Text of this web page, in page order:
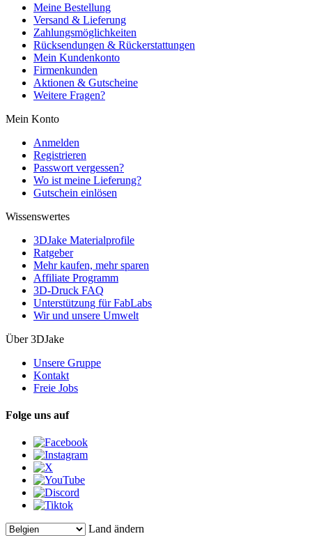
Meine Bestellung
Versand & Lieferung
Zahlungsmöglichkeiten
Rücksendungen & Rückerstattungen
Mein Kundenkonto
Firmenkunden
Aktionen & Gutscheine
Weitere Fragen?
Mein Konto
Anmelden
Registrieren
Passwort vergessen?
Wo ist meine Lieferung?
Gutschein einlösen
Wissenswertes
3DJake Materialprofile
Ratgeber
Mehr kaufen, mehr sparen
Affiliate Programm
3D-Druck FAQ
Unterstützung für FabLabs
Wir und unsere Umwelt
Über 3DJake
Unsere Gruppe
Kontakt
Freie Jobs
Folge uns auf
Land ändern